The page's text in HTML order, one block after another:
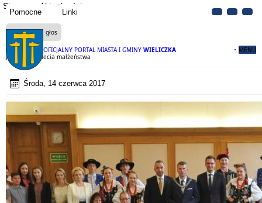
Pomocne Linki
OFICJALNY PORTAL MIASTA I GMINY WIELICZKA MENU
Strona Aktualności
Czytaj na głos
Jubileusz 50-lecia małżeństwa
Środa, 14 czerwca 2017